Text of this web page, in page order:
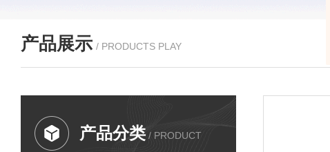
产品展示 / PRODUCTS PLAY
产品分类 / PRODUCT